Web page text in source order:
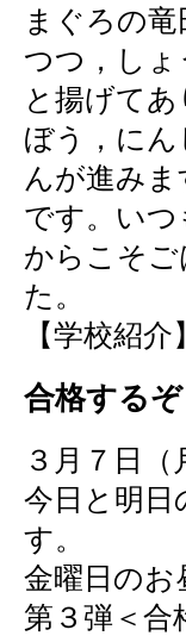
まぐろの
つつ，し
と揚げて
ぼう，に
んが進み
です。い
からこそ
た。
【学校紹
合格するぞ
３月７日（
今日と明日
す。
金曜日のお
第３弾＜